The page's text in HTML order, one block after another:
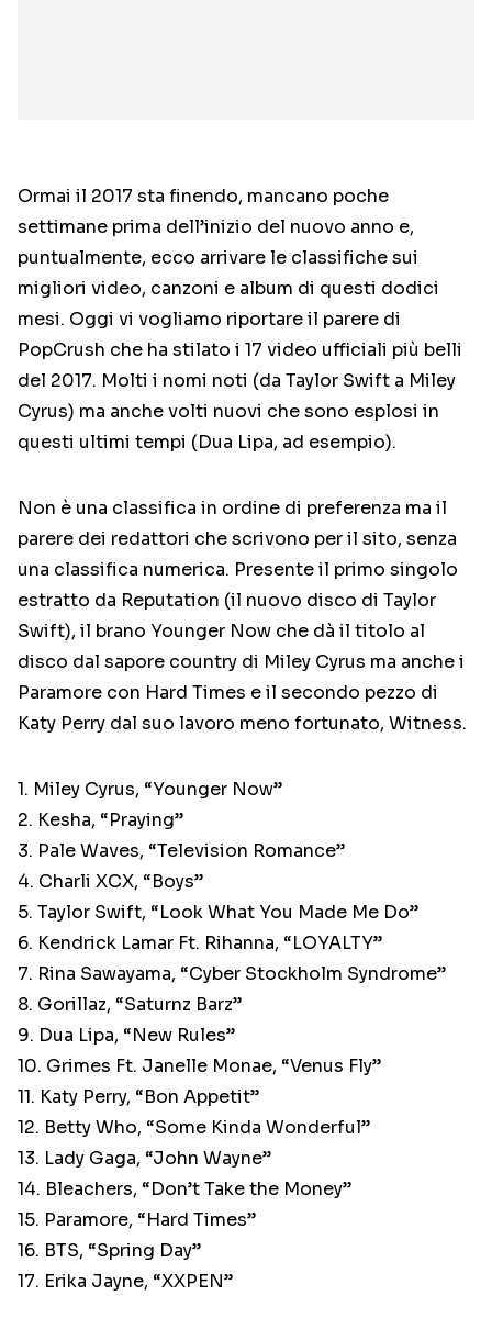
Ormai il 2017 sta finendo, mancano poche
settimane prima dell’inizio del nuovo anno e,
puntualmente, ecco arrivare le classifiche sui
migliori video, canzoni e album di questi dodici
mesi. Oggi vi vogliamo riportare il parere di
PopCrush che ha stilato i 17 video ufficiali più belli
del 2017. Molti i nomi noti (da Taylor Swift a Miley
Cyrus) ma anche volti nuovi che sono esplosi in
questi ultimi tempi (Dua Lipa, ad esempio).
Non è una classifica in ordine di preferenza ma il
parere dei redattori che scrivono per il sito, senza
una classifica numerica. Presente il primo singolo
estratto da Reputation (il nuovo disco di Taylor
Swift), il brano Younger Now che dà il titolo al
disco dal sapore country di Miley Cyrus ma anche i
Paramore con Hard Times e il secondo pezzo di
Katy Perry dal suo lavoro meno fortunato, Witness.
1. Miley Cyrus, “Younger Now”
2. Kesha, “Praying”
3. Pale Waves, “Television Romance”
4. Charli XCX, “Boys”
5. Taylor Swift, “Look What You Made Me Do”
6. Kendrick Lamar Ft. Rihanna, “LOYALTY”
7. Rina Sawayama, “Cyber Stockholm Syndrome”
8. Gorillaz, “Saturnz Barz”
9. Dua Lipa, “New Rules”
10. Grimes Ft. Janelle Monae, “Venus Fly”
11. Katy Perry, “Bon Appetit”
12. Betty Who, “Some Kinda Wonderful”
13. Lady Gaga, “John Wayne”
14. Bleachers, “Don’t Take the Money”
15. Paramore, “Hard Times”
16. BTS, “Spring Day”
17. Erika Jayne, “XXPEN”